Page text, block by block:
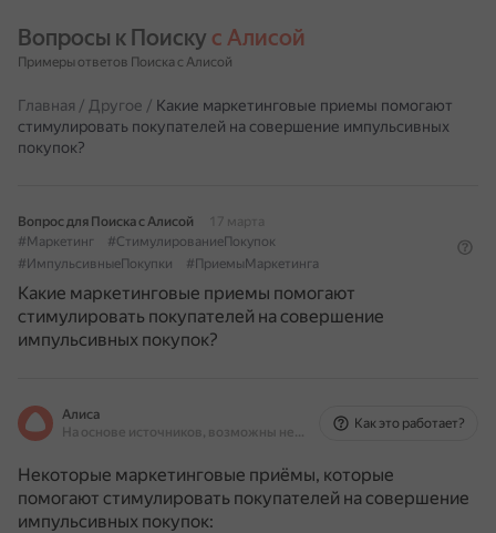
Вопросы к Поиску с Алисой
Примеры ответов Поиска с Алисой
Главная / Другое / Какие маркетинговые приемы помогают
стимулировать покупателей на совершение импульсивных
покупок?
Вопрос для Поиска с Алисой
17 марта
#Маркетинг
#СтимулированиеПокупок
#ИмпульсивныеПокупки
#ПриемыМаркетинга
Какие маркетинговые приемы помогают
стимулировать покупателей на совершение
импульсивных покупок?
Алиса
На основе источников, возможны неточности
Как это работает?
Некоторые маркетинговые приёмы, которые
помогают стимулировать покупателей на совершение
импульсивных покупок: